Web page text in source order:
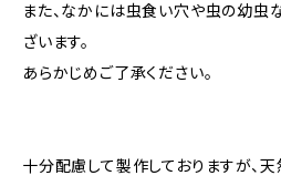
また、なかには虫食い穴や虫の幼虫
ざいます。
あらかじめご了承ください。
十分配慮して製作しておりますが、